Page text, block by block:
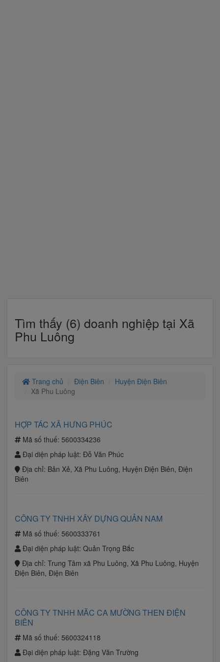
Tìm thấy (6) doanh nghiệp tại Xã
Phu Luông
Trang chủ Điện Biên
Huyện Điện Biên
Xã Phu Luông
HỢP TÁC XÃ HƯNG PHÚC
Mã số thuế: 5600334236
Đại diện pháp luật: Đỗ Văn Phúc
Địa chỉ: Bản Xẻ, Xã Phu Luông, Huyện Điện Biên, Điện
Biên
CÔNG TY TNHH XÂY DỰNG QUẢN NAM
Mã số thuế: 5600333761
Đại diện pháp luật: Quản Trọng Bắc
Địa chỉ: Trung Tâm xã Phu Luông, Xã Phu Luông, Huyện
Điện Biên, Điện Biên
CÔNG TY TNHH MĂC CA MƯỜNG THEN ĐIỆN
BIÊN
Mã số thuế: 5600324118
Đại diện pháp luật: Đặng Văn Trường